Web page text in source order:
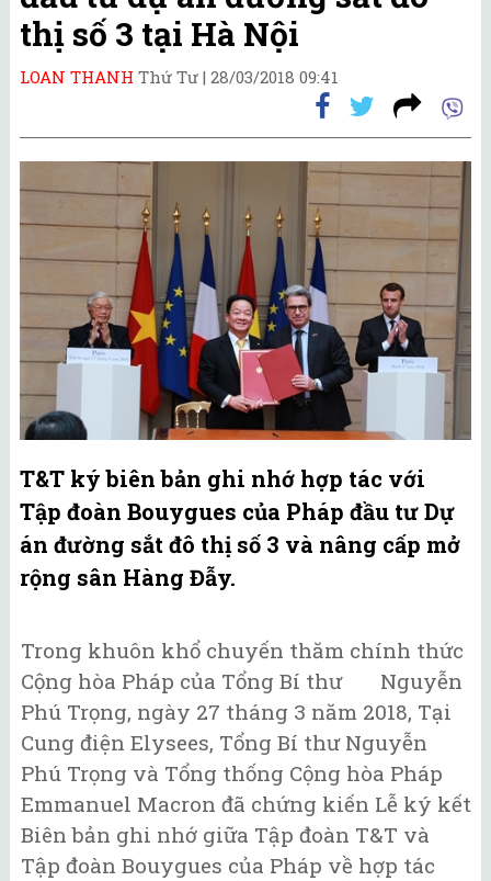
thị số 3 tại Hà Nội
LOAN THANH Thứ Tư | 28/03/2018 09:41
T&T ký biên bản ghi nhớ hợp tác với
Tập đoàn Bouygues của Pháp đầu tư Dự
án đường sắt đô thị số 3 và nâng cấp mở
rộng sân Hàng Đẫy.
Trong khuôn khổ chuyến thăm chính thức
Cộng hòa Pháp của Tổng Bí thư Nguyễn
Phú Trọng, ngày 27 tháng 3 năm 2018, Tại
Cung điện Elysees, Tổng Bí thư Nguyễn
Phú Trọng và Tổng thống Cộng hòa Pháp
Emmanuel Macron đã chứng kiến Lễ ký kết
Biên bản ghi nhớ giữa Tập đoàn T&T và
Tập đoàn Bouygues của Pháp về hợp tác